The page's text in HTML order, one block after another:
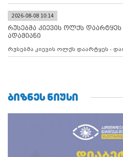
2026-08-08 10:14
რუსებმა კიევის ოლქს დაარტყეს
ადამიანი
რუსებმა კიევის ოლქს დაარტყეს -
ᲑᲘᲖᲜᲔᲡ ᲜᲘᲣᲡᲘ